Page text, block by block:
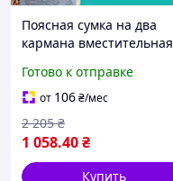
Поясная сумка на два
кармана вместительная
прочная Сумка поясная
повседневная крепкая
Готово к отправке
от 106₴/мес
1 058.40₴
2 205 ₴
Купить